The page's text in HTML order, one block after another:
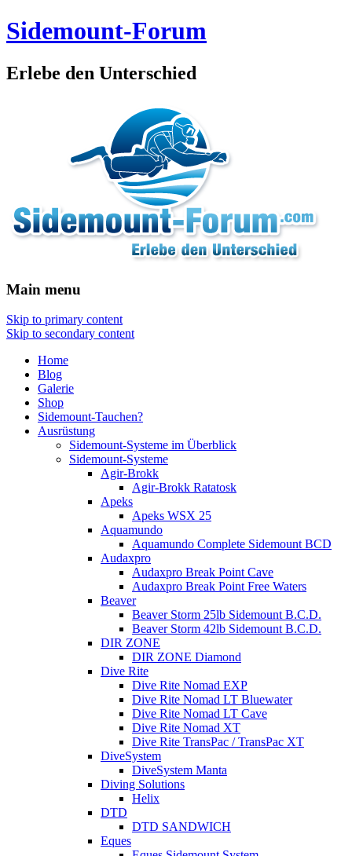
Sidemount-Forum
Erlebe den Unterschied
Main menu
Skip to primary content
Skip to secondary content
Home
Blog
Galerie
Shop
Sidemount-Tauchen?
Ausrüstung
Sidemount-Systeme im Überblick
Sidemount-Systeme
Agir-Brokk
Agir-Brokk Ratatosk
Apeks
Apeks WSX 25
Aquamundo
Aquamundo Complete Sidemount BCD
Audaxpro
Audaxpro Break Point Cave
Audaxpro Break Point Free Waters
Beaver
Beaver Storm 25lb Sidemount B.C.D.
Beaver Storm 42lb Sidemount B.C.D.
DIR ZONE
DIR ZONE Diamond
Dive Rite
Dive Rite Nomad EXP
Dive Rite Nomad LT Bluewater
Dive Rite Nomad LT Cave
Dive Rite Nomad XT
Dive Rite TransPac / TransPac XT
DiveSystem
DiveSystem Manta
Diving Solutions
Helix
DTD
DTD SANDWICH
Eques